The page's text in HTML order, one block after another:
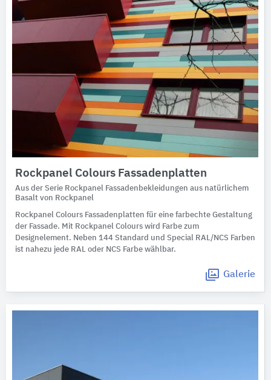
Rockpanel Colours Fassadenplatten
Aus der Serie Rockpanel Fassadenbekleidungen aus natürlichem
Basalt von Rockpanel
Rockpanel Colours Fassadenplatten für eine farbechte Gestaltung
der Fassade. Mit Rockpanel Colours wird Farbe zum
Designelement. Neben 144 Standard und Special RAL/NCS Farben
ist nahezu jede RAL oder NCS Farbe wählbar.
Galerie